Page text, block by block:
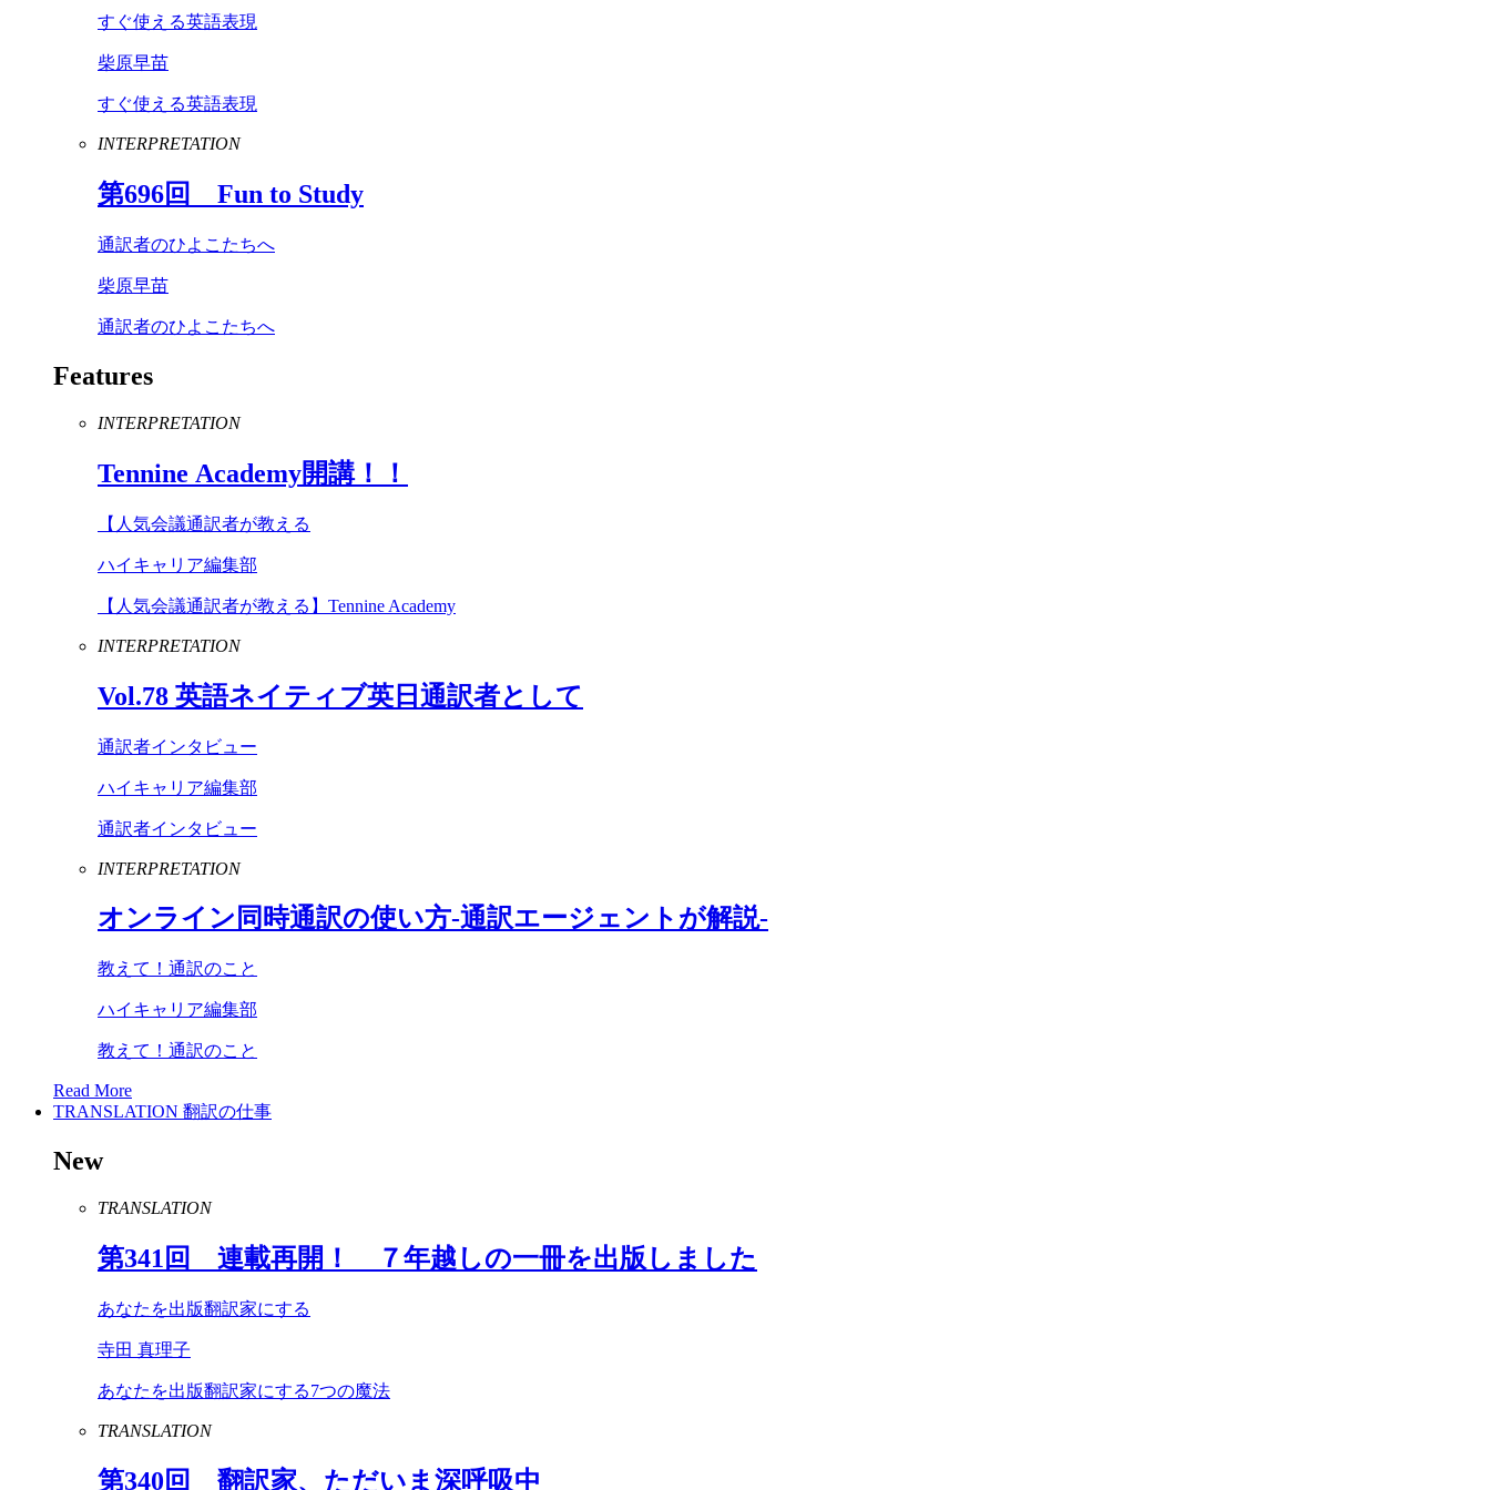
すぐ使える英語表現
柴原早苗
すぐ使える英語表現
INTERPRETATION
第696回 Fun to Study
通訳者のひよこたちへ
柴原早苗
通訳者のひよこたちへ
Features
INTERPRETATION
Tennine Academy開講！！
【人気会議通訳者が教える
ハイキャリア編集部
【人気会議通訳者が教える】Tennine Academy
INTERPRETATION
Vol.78 英語ネイティブ英日通訳者として
通訳者インタビュー
ハイキャリア編集部
通訳者インタビュー
INTERPRETATION
オンライン同時通訳の使い方-通訳エージェントが解説-
教えて！通訳のこと
ハイキャリア編集部
教えて！通訳のこと
Read More
TRANSLATION 翻訳の仕事
New
TRANSLATION
第341 回 連載再開！ ７年越しの一冊を出版しました
あなたを出版翻訳家にする
寺田 真理子
あなたを出版翻訳家にする7つの魔法
TRANSLATION
第340回 翻訳家、ただいま深呼吸中